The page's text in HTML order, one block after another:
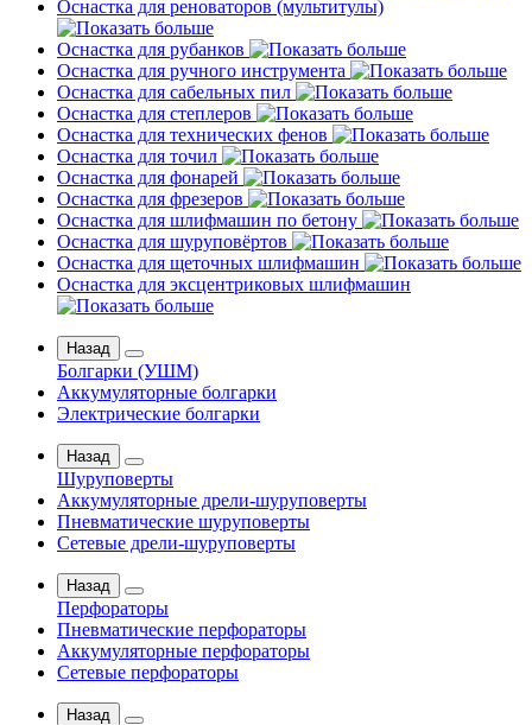
Оснастка для реноваторов (мультитулы)
Оснастка для рубанков
Оснастка для ручного инструмента
Оснастка для сабельных пил
Оснастка для степлеров
Оснастка для технических фенов
Оснастка для точил
Оснастка для фонарей
Оснастка для фрезеров
Оснастка для шлифмашин по бетону
Оснастка для шуруповёртов
Оснастка для щеточных шлифмашин
Оснастка для эксцентриковых шлифмашин
Назад
Болгарки (УШМ)
Аккумуляторные болгарки
Электрические болгарки
Назад
Шуруповерты
Аккумуляторные дрели-шуруповерты
Пневматические шуруповерты
Сетевые дрели-шуруповерты
Назад
Перфораторы
Пневматические перфораторы
Аккумуляторные перфораторы
Сетевые перфораторы
Назад